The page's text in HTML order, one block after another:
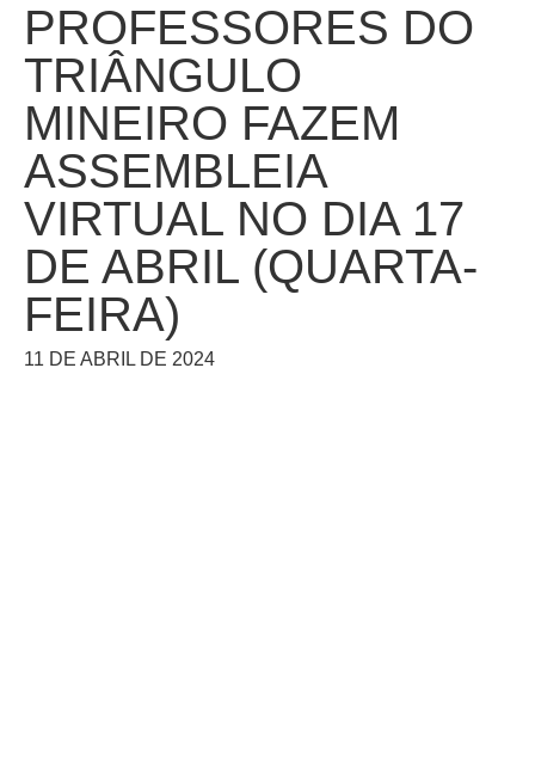
PROFESSORES DO
TRIÂNGULO
MINEIRO FAZEM
ASSEMBLEIA
VIRTUAL NO DIA 17
DE ABRIL (QUARTA-
FEIRA)
11 DE ABRIL DE 2024